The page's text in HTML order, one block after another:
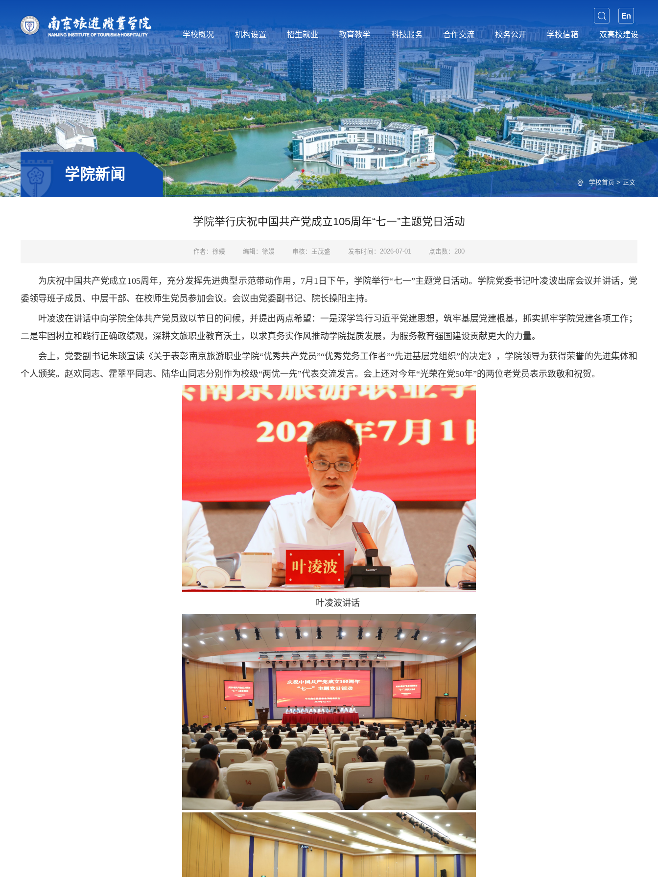
学校概况 机构设置 招生就业 教育教学 科技服务 合作交流 校务公开 学校信箱 双高校建设
学院新闻 学校首页 > 正文
学院举行庆祝中国共产党成立105周年“七一”主题党日活动
作者：徐嫚 编辑：徐嫚 审核：王茂盛 发布时间：2026-07-01 点击数： 200
为庆祝中国共产党成立105周年，充分发挥先进典型示范带动作用，7月1日下午，学院举行“七一”主题党日活动。学院党委书记叶凌波出席会议并讲话，党
委领导班子成员、中层干部、在校师生党员参加会议。会议由党委副书记、院长操阳主持。
叶凌波在讲话中向学院全体共产党员致以节日的问候，并提出两点希望：一是深学笃行习近平党建思想， 筑牢基层党建根基， 抓实抓牢学院党建各项工作；
二是牢固树立和践行正确政绩观， 深耕文旅职业教育沃土， 以求真务实作风推动学院提质发展， 为服务教育强国建设贡献更大的力量。
会上，党委副书记朱琰宣读《关于表彰南京旅游职业学院“优秀共产党员”“优秀党务工作者”“先进基层党组织”的决定》，学院领导为获得荣誉的先进集体和
个人颁奖。赵欢同志、霍翠平同志、陆华山同志分别作为校级“两优一先”代表交流发言。会上还对今年“光荣在党50年”的两位老党员表示致敬和祝贺。
叶凌波讲话